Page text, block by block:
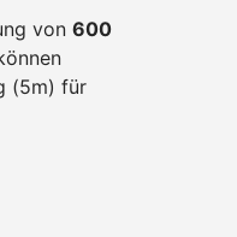
von 600
(5m) für